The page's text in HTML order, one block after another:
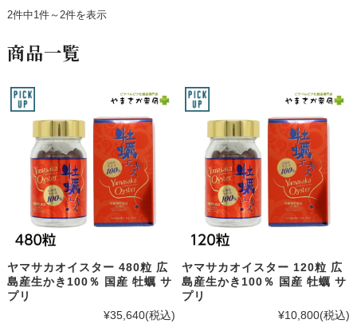
2件中1件～2件を表示
商品一覧
ヤマサカオイスター 480粒 広
島産生かき100％ 国産 牡蠣 サ
プリ
¥35,640(税込)
ヤマサカオイスター 120粒 広
島産生かき100％ 国産 牡蠣 サ
プリ
¥10,800(税込)